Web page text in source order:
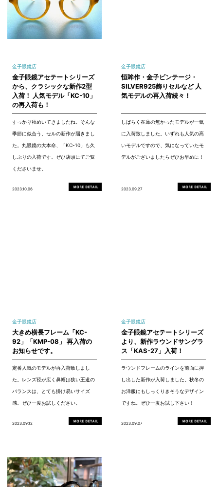
金子眼鏡店
金子眼鏡アセテートシリーズ
から、クラシックな新作2型
入荷！ 人気モデル「KC-10」
の再入荷も！
すっかり秋めいてきましたね。そんな
季節に似合う、セルの新作が届きまし
た。丸眼鏡の大本命、「KC-10」も久
しぶりの入荷です。ぜひ店頭にてご覧
くださいませ。
2023.10.06
金子眼鏡店
恒眸作・金子ビンテージ・
SILVER925飾りセルなど 人
気モデルの再入荷続々！
しばらく在庫の無かったモデルが一気
に入荷致しました。いずれも人気の高
いモデルですので、気になっていたモ
デルがございましたらぜひお早めに！
2023.09.27
金子眼鏡店
大きめ横長フレーム「KC-
92」「KMP-08」 再入荷の
お知らせです。
定番人気のモデルが再入荷致しまし
た。レンズ径が広く鼻幅は狭い王道の
バランスは、とても掛け易いサイズ
感。ぜひ一度お試しください。
2023.09.12
金子眼鏡店
金子眼鏡アセテートシリーズ
より、新作ラウンドサングラ
ス「KAS-27」入荷！
ラウンドフレームのラインを前面に押
し出した新作が入荷しました。秋冬の
お洋服にもしっくりきそうなデザイン
ですね。ぜひ一度お試し下さい！
2023.09.07